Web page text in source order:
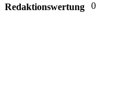
Redaktionswertung 0